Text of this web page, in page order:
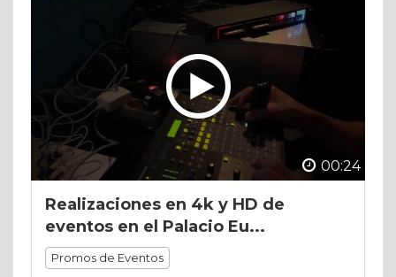
00:24
Realizaciones en 4k y HD de
eventos en el Palacio Eu...
Promos de Eventos